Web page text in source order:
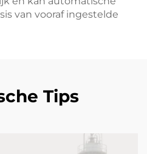
van vooraf ingestelde
Tips